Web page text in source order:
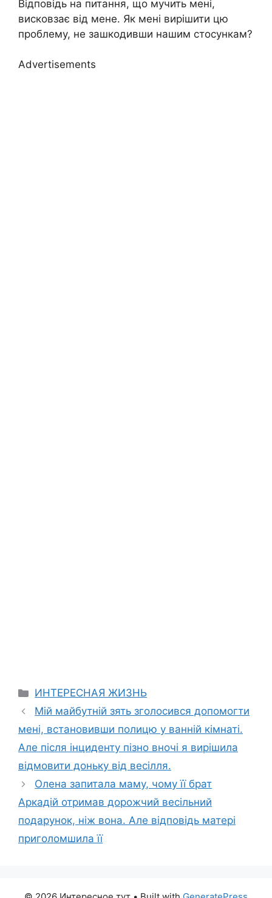
Відповідь на питання, що мучить мені,
висковзає від мене. Як мені вирішити цю
проблему, не зашкодивши нашим стосункам?
Advertisements
Categories
ИНТЕРЕСНАЯ ЖИЗНЬ
Мій майбутній зять зголосився допомогти
мені, встановивши полицю у ванній кімнаті.
Але після інциденту пізно вночі я вирішила
відмовити доньку від весілля.
Олена запитала маму, чому її брат
Аркадій отримав дорожчий весільний
подарунок, ніж вона. Але відповідь матері
приголомшила її